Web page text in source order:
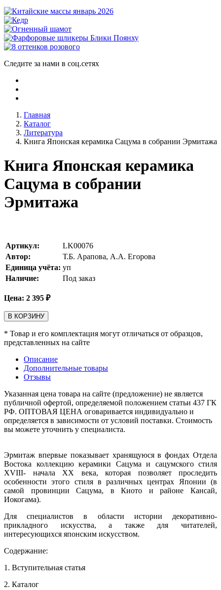
Следите за нами в соц.сетях
Главная
Каталог
Литература
Книга Японская керамика Сацума в собрании Эрмитажа
Книга Японская керамика
Сацума в собрании
Эрмитажа
Артикул:
LK00076
Автор:
Т.Б. Арапова, А.А. Егорова
Единица учёта: уп
Наличие:
Под заказ
Цена: 2 395 ₽
В КОРЗИНУ
* Товар и его комплектация могут отличаться от образцов,
представленных на сайте
Описание
Дополнительные товары
Отзывы
Указанная цена товара на сайте (предложение) не является
публичной офертой, определяемой положением статьи 437 ГК
РФ. ОПТОВАЯ ЦЕНА оговаривается индивидуально и
определяется в зависимости от условий поставки. Стоимость
вы можете уточнить у специалиста.
Эрмитаж впервые показывает хранящуюся в фондах Отдела
Востока коллекцию керамики Сацума и сацумского стиля
XVIII- начала XX века, которая позволяет проследить
особенности этого стиля в различных центрах Японии (в
самой провинции Сацума, в Киото и районе Кансай,
Иокогама).
Для специалистов в области истории декоративно-
прикладного искусства, а также для читателей,
интересующихся японским искусством.
Содержание:
1. Вступительная статья
2. Каталог